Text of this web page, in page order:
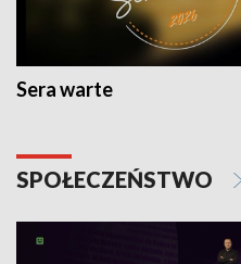
Sera warte
SPOŁECZEŃSTWO